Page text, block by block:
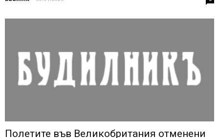
Полетите във Великобритания отменени